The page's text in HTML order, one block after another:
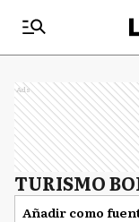
Ads
TURISMO
Añadir como